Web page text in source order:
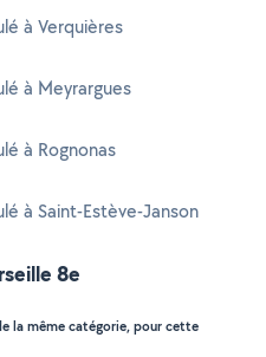
à Verquières
à Meyrargues
à Rognonas
à Saint-Estève-Janson
8e
la même catégorie, pour cette